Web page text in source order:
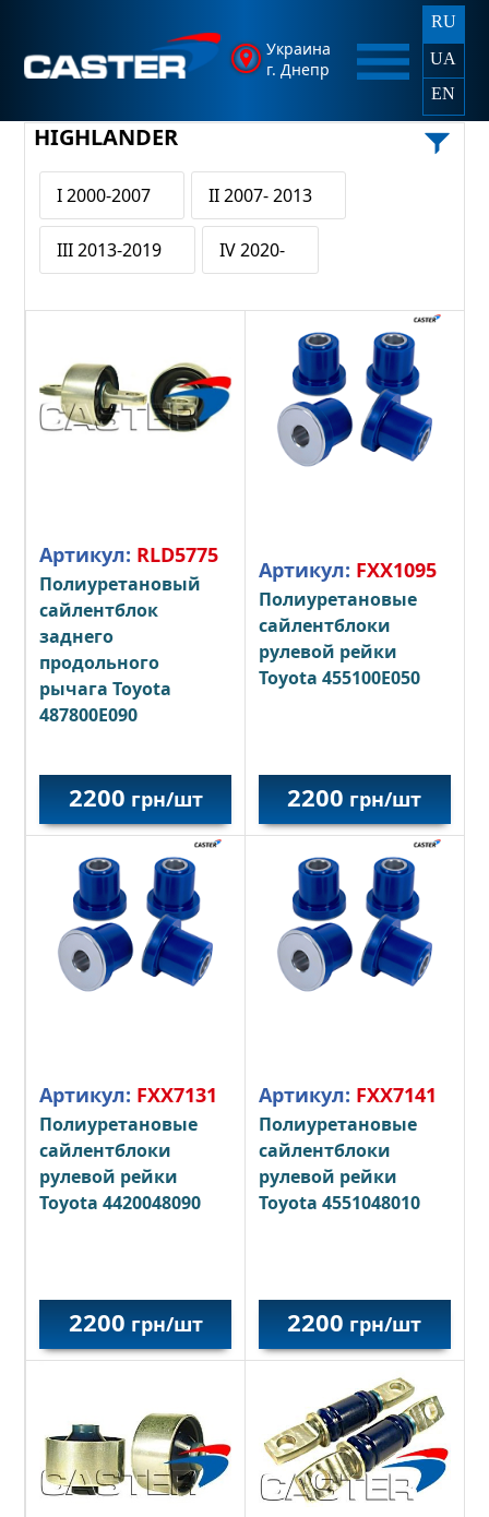
Украина
г. Днепр
RU
UA
EN
HIGHLANDER
I 2000-2007 II 2007- 2013
III 2013-2019 IV 2020-
Артикул: RLD5775
Полиуретановый
сайлентблок
заднего
продольного
рычага Toyota
487800E090
2200 грн/шт
Артикул: FXX1095
Полиуретановые
сайлентблоки
рулевой рейки
Toyota 455100E050
2200 грн/шт
Артикул: FXX7131
Полиуретановые
сайлентблоки
рулевой рейки
Toyota 4420048090
2200 грн/шт
Артикул: FXX7141
Полиуретановые
сайлентблоки
рулевой рейки
Toyota 4551048010
2200 грн/шт